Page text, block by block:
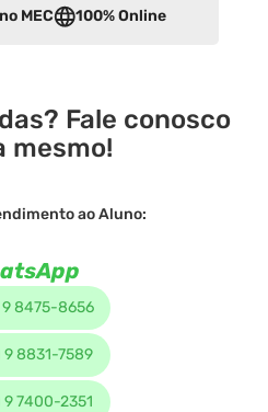
MEC 100% Online
Fale conosco
mesmo!
ao Aluno:
9 8475-8656
8831-7589
7400-2351